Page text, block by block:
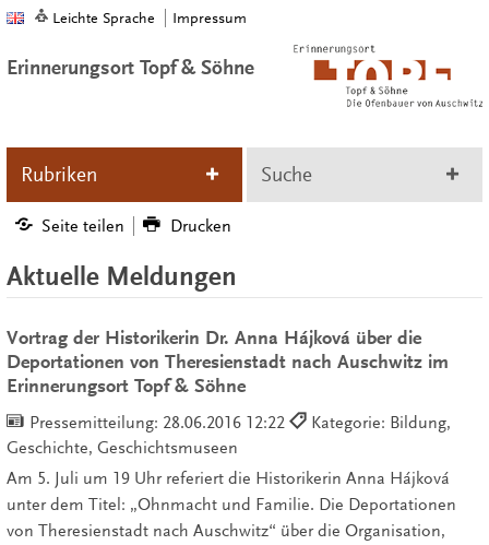
Leichte Sprache Impressum
Erinnerungsort Topf & Söhne
Rubriken Suche
Seite teilen Drucken
Aktuelle Meldungen
Vortrag der Historikerin Dr. Anna Hájková über die
Deportationen von Theresienstadt nach Auschwitz im
Erinnerungsort Topf & Söhne
Pressemitteilung: 28.06.2016 12:22
Kategorie: Bildung,
Geschichte, Geschichtsmuseen
Am 5. Juli um 19 Uhr referiert die Historikerin Anna Hájková
unter dem Titel: „Ohnmacht und Familie. Die Deportationen
von Theresienstadt nach Auschwitz“ über die Organisation,